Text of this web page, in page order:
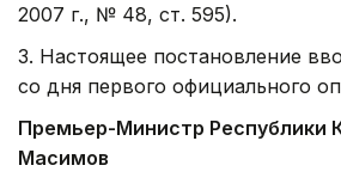
2007 г., № 48, ст. 595).
3. Настоящее постановление
со дня первого официального
Премьер-Министр Республики
Масимов